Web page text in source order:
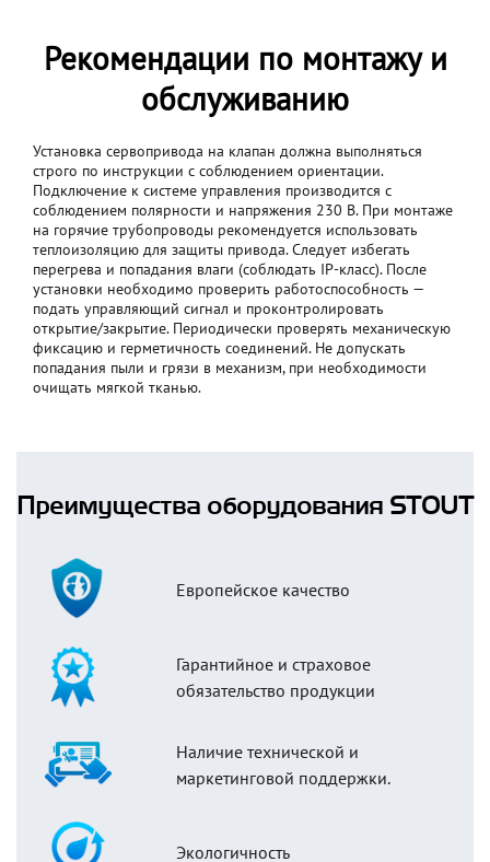
Рекомендации по монтажу и
обслуживанию
Установка сервопривода на клапан должна выполняться
строго по инструкции с соблюдением ориентации.
Подключение к системе управления производится с
соблюдением полярности и напряжения 230 В. При монтаже
на горячие трубопроводы рекомендуется использовать
теплоизоляцию для защиты привода. Следует избегать
перегрева и попадания влаги (соблюдать IP-класс). После
установки необходимо проверить работоспособность —
подать управляющий сигнал и проконтролировать
открытие/закрытие. Периодически проверять механическую
фиксацию и герметичность соединений. Не допускать
попадания пыли и грязи в механизм, при необходимости
очищать мягкой тканью.
Преимущества оборудования STOUT
Европейское качество
Гарантийное и страховое
обязательство продукции
Наличие технической и
маркетинговой поддержки.
Экологичность